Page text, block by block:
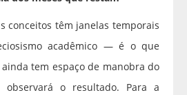
conceitos têm janelas temporais
acadêmico — é o que
tem espaço de manobra do
observará o resultado. Para a